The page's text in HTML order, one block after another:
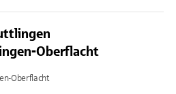
Oberflacht
Oberflacht